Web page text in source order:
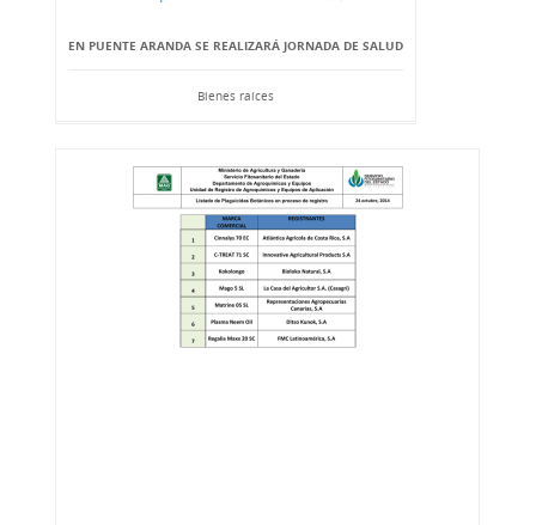
EN PUENTE ARANDA SE REALIZARÁ JORNADA DE SALUD
Bienes raíces